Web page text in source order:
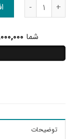
شما
توضیحات